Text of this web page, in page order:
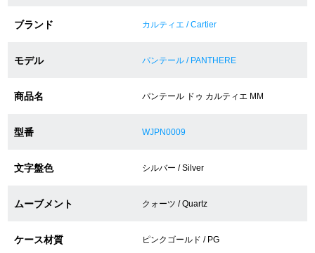
買取・下取りをご希望の方
買取・下取りはこちら
買取専門サロン
買取ご成約者様限定5万円クーポン
ブランド カルティエ / Cartier
モデル パンテール / PANTHERE
商品名 パンテール ドゥ カルティエ MM
型番 WJPN0009
文字盤色 シルバー / Silver
ムーブメント クォーツ / Quartz
ケース材質 ピンクゴールド / PG